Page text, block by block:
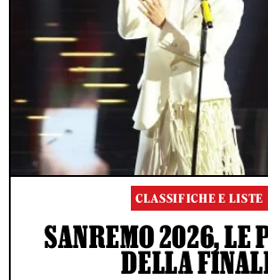
CLASSIFICHE E LISTE
SANREMO 2026, LE
DELLA